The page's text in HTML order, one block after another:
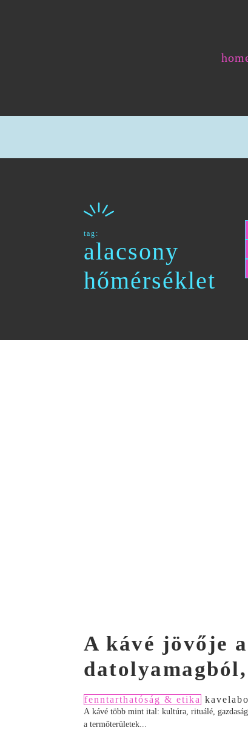
tag:
alacsony
hőmérséklet
A kávé jövője
fenntarthatóság & etika
A kávé több mint ital: kultúra, rituálé,
a termőterületek...